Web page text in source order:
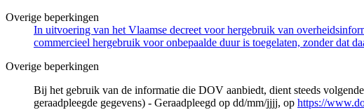
Overige beperkingen
In uitvoering van het Vlaamse decreet voor hergebruik van
commercieel hergebruik voor onbepaalde duur is toegelaten, zonder dat
Overige beperkingen
Bij het gebruik van de informatie die DOV aanbiedt, dient steeds
geraadpleegde gegevens) - Geraadpleegd op dd/mm/jjjj, op https://